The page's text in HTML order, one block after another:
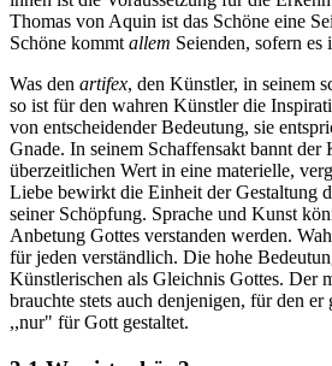
Thomas von Aquin ist das Schöne eine
Schöne kommt allem Seienden, sofern es
Was den artifex, den Künstler, in seinem
so ist für den wahren Künstler die
von entscheidender Bedeutung, sie
Gnade. In seinem Schaffensakt bannt der
überzeitlichen Wert in eine materielle,
Liebe bewirkt die Einheit der Gestaltung
seiner Schöpfung. Sprache und Kunst
Anbetung Gottes verstanden werden.
für jeden verständlich. Die hohe
Künstlerischen als Gleichnis Gottes. Der
brauchte stets auch denjenigen, für den er
,,nur" für Gott gestaltet.